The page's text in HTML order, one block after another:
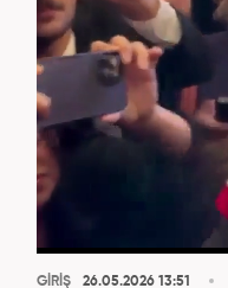
GİRİŞ 26.05.2026 13:51